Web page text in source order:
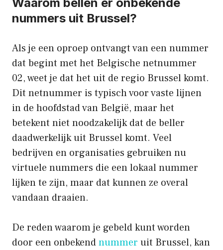
nummers uit Brussel?
Als je een oproep ontvangt van een nummer
dat begint met het Belgische netnummer
02, weet je dat het uit de regio Brussel komt.
Dit netnummer is typisch voor vaste lijnen
in de hoofdstad van België, maar het
betekent niet noodzakelijk dat de beller
daadwerkelijk uit Brussel komt. Veel
bedrijven en organisaties gebruiken nu
virtuele nummers die een lokaal nummer
lijken te zijn, maar dat kunnen ze overal
vandaan draaien.
De reden waarom je gebeld kunt worden
door een onbekendnummer uit Brussel, kan